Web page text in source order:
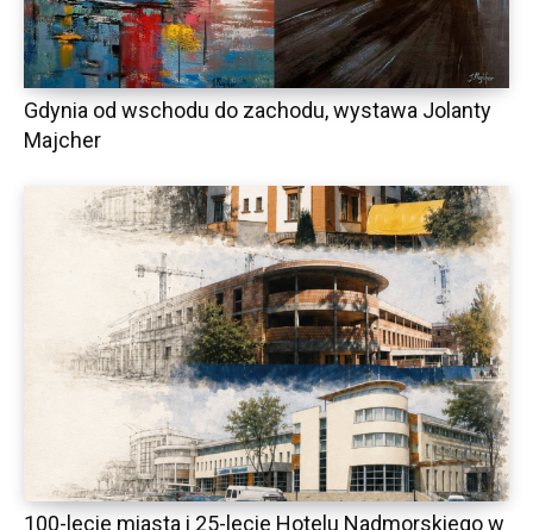
Gdynia od wschodu do zachodu, wystawa Jolanty
Majcher
100-lecie miasta i 25-lecie Hotelu Nadmorskiego w